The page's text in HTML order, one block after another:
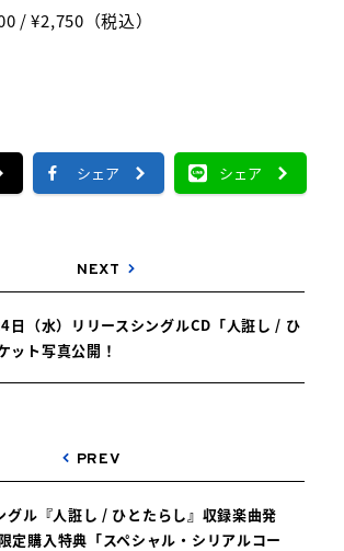
/ ¥2,750（税込）
シェア シェア
NEXT
（水）リリースシングルCD「人誑し / ひ
ット写真公開！
PREV
グル『人誑し / ひとたらし』収録楽曲発
定購入特典「スペシャル・シリアルコー